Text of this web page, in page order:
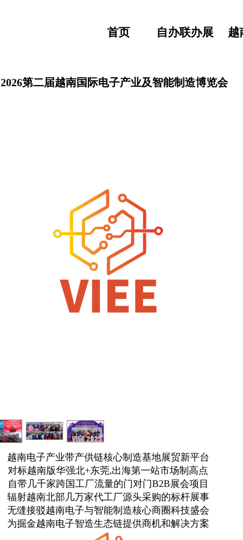
首页 自办联办展 越
2026第二届越南国际电子产业及智能制造博览会
越南电子产业带产供链核心制造基地展贸新平台
对标越南版华强北+东莞,出海第一站市场制高点
自带几千家跨国工厂流量的门对门B2B展会项目
辐射越南北部几万家代工厂源头采购的标杆展事
无缝接驳越南电子与智能制造核心商圈科技盛会
为掘金越南电子智造生态链提供商机和解决方案